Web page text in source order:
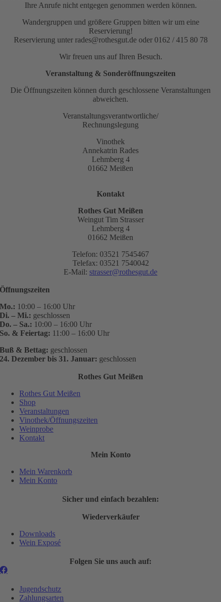
Ihre Anrufe nicht entgegen genommen werden können.
Wandergruppen und größere Gruppen bitten wir um eine
Reservierung!
Reservierung unter rades@rothesgut.de oder 0162 / 415 80 78
Wir freuen uns auf Ihren Besuch.
Veranstaltung & Sonderöffnungszeiten
Die Öffnungszeiten können durch geschlossene Veranstaltungen
abweichen.
Veranstaltungsverantwortliche/
Rechnungslegung
Vinothek
Annekatrin Rades
Lehmberg 4
01662 Meißen
Kontakt
Rothes Gut Meißen
Weingut Tim Strasser
Lehmberg 4
01662 Meißen
Telefon: 03521 7545467
Telefax: 03521 7540042
E-Mail: strasser@rothesgut.de
Öffnungszeiten
Mo.: 10:00 – 16:00 Uhr
Di. – Mi.: geschlossen
Do. – Sa.: 10:00 – 16:00 Uhr
So. & Feiertag: 11:00 – 16:00 Uhr
Buß & Bettag: geschlossen
24. Dezember bis 31. Januar: geschlossen
Rothes Gut Meißen
Rothes Gut Meißen
Shop
Veranstaltungen
Vinothek/Öffnungszeiten
Weinprobe
Kontakt
Mein Konto
Mein Warenkorb
Mein Konto
Sicher und einfach bezahlen:
Wiederverkäufer
Downloads
Wein Exposé
Folgen Sie uns auch auf:
Jugendschutz
Zahlungsarten